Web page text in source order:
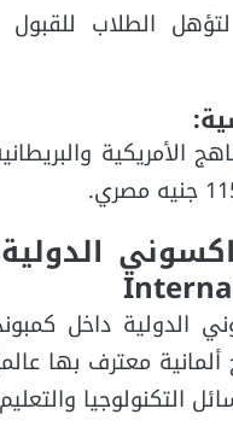
الطلاب
معترف بها
التكنولوجيا